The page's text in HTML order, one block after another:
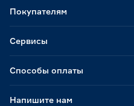
Способы оплаты
Покупателям
Сервисы
Напишите нам